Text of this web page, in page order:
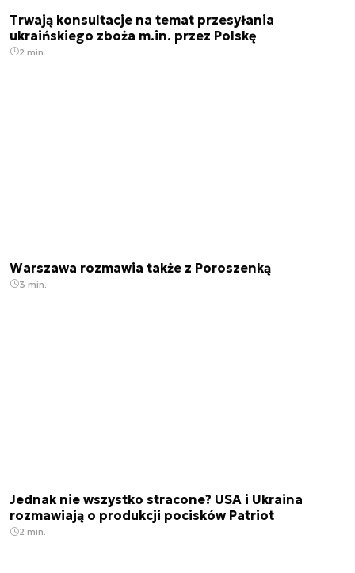
Trwają konsultacje na temat przesyłania
ukraińskiego zboża m.in. przez Polskę
2 min.
Warszawa rozmawia także z Poroszenką
3 min.
Jednak nie wszystko stracone? USA i Ukraina
rozmawiają o produkcji pocisków Patriot
2 min.